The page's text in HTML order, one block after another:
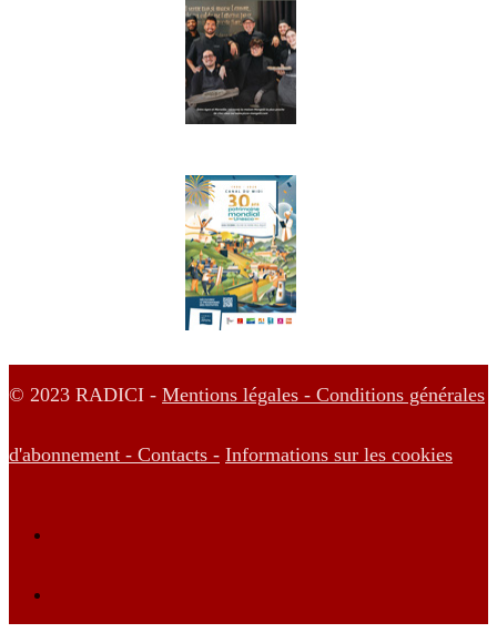
© 2023 RADICI - Mentions légales - Conditions générales
d'abonnement - Contacts - Informations sur les cookies